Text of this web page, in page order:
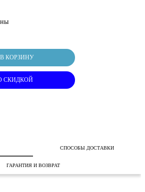
КОРЗИНУ
СКИДКОЙ
СПОСОБЫ ДОСТАВКИ
ГАРАНТИЯ И ВОЗВРАТ